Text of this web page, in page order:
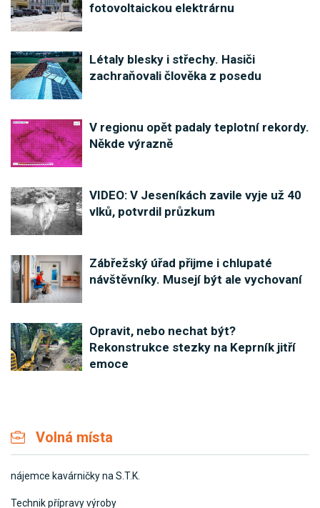
fotovoltaickou elektrárnu
Létaly blesky i střechy. Hasiči
zachraňovali člověka z posedu
V regionu opět padaly teplotní rekordy.
Někde výrazně
VIDEO: V Jeseníkách zavile vyje už 40
vlků, potvrdil průzkum
Zábřežský úřad přijme i chlupaté
návštěvníky. Musejí být ale vychovaní
Opravit, nebo nechat být?
Rekonstrukce stezky na Keprník jitří
emoce
Volná místa
nájemce kavárničky na S.T.K.
Technik přípravy výroby